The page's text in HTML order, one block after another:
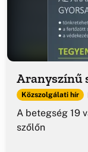
Aranyszínű
Közszolgálati hír
A betegség 19
szőlőn